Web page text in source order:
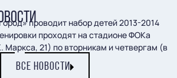
проводит набор детей 2013-2014
проходят на стадионе ФОКа
21) по вторникам и четвергам (в
ВСЕ НОВОСТИ